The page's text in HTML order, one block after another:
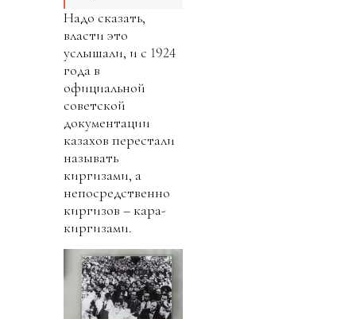
Надо сказать,
власти это
услышали, и с 1924
года в
официальной
советской
документации
казахов перестали
называть
киргизами, а
непосредственно
киргизов – кара-
киргизами.